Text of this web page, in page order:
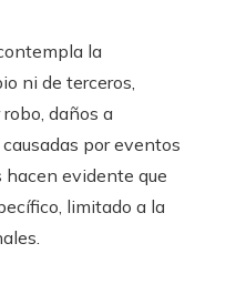
la
ni de terceros,
daños a
por eventos
hacen evidente que
limitado a la